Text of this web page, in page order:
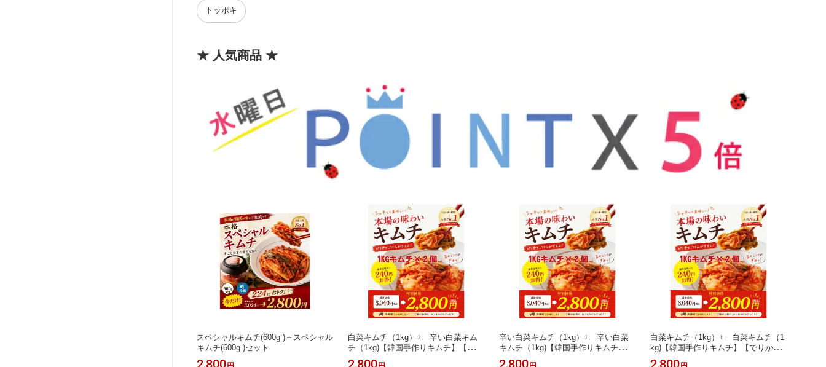
トッポキ
★ 人気商品 ★
スペシャルキムチ(600g )＋スペシャル
キムチ(600g )セット
2,800
白菜キムチ（1kg）+ 辛い白菜キム
チ（1kg)【韓国手作りキムチ】【でり
かおんどる】
2,800
辛い白菜キムチ（1kg）+ 辛い白菜
キムチ（1kg)【韓国手作りキムチ】
【でりかおんどる】
2,800
白菜キムチ（1kg）+ 白菜キムチ（1
kg)【韓国手作りキムチ】【でりかお
んどる】
2,800